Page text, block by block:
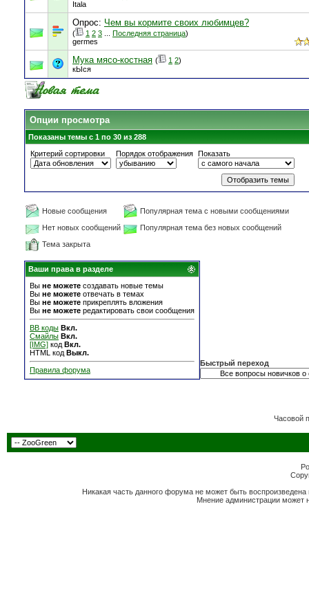
Itala
Опрос: Чем вы кормите своих любимцев?
( 1 2 3 Последняя страница)
germes
Мука мясо-костная ( 1 2)
кЫся
Опции просмотра
Показаны темы с 1 по 30 из 288
Критерий сортировки
Порядок отображения Показать
Новые сообщения
Популярная тема с новыми сообщениями
Нет новых сообщений
Популярная тема без новых сообщений
Тема закрыта
Ваши права в разделе
Вы не можете создавать новые темы
Вы не можете отвечать в темах
Вы не можете прикреплять вложения
Вы не можете редактировать свои сообщения
BB коды Вкл.
Смайлы Вкл.
[IMG] код Вкл.
HTML код Выкл.
Правила форума
Быстрый переход
Часовой
Никакая часть данного форума не может быть
Мнение администрации может